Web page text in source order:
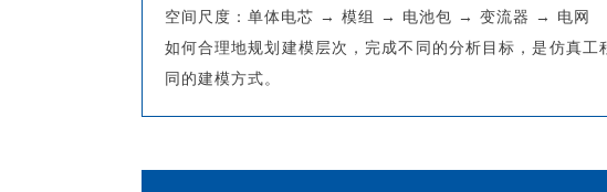
空间尺度：单体电芯 → 模组 → 电池包 → 变流器 → 电网
如何合理地规划建模层次，完成不同的分析目标，是仿真
同的建模方式。